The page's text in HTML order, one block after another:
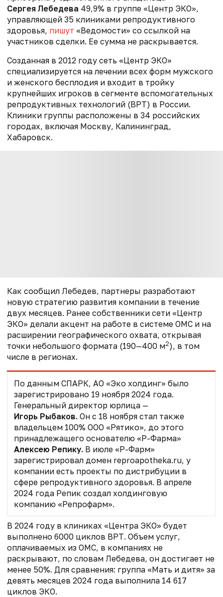
Сергея Лебедева 49,9% в группе «Центр ЭКО»,
управляющей 35 клиниками репродуктивного
здоровья, пишут «Ведомости» со ссылкой на
участников сделки. Ее сумма не раскрывается.
Созданная в 2012 году сеть «Центр ЭКО»
специализируется на лечении всех форм мужского
и женского бесплодия и входит в тройку
крупнейших игроков в сегменте вспомогательных
репродуктивных технологий (ВРТ) в России.
Клиники группы расположены в 34 российских
городах, включая Москву, Калининград,
Хабаровск.
Как сообщил Лебедев, партнеры разработают
новую стратегию развития компании в течение
двух месяцев. Ранее собственники сети «Центр
ЭКО» делали акцент на работе в системе ОМС и на
расширении географического охвата, открывая
точки небольшого формата (190—400 м2), в том
числе в регионах.
По данным СПАРК, АО «Эко холдинг» было
зарегистрировано 19 ноября 2024 года.
Генеральный директор юрлица —
Игорь Рыбаков. Он с 18 ноября стал также
владельцем 100% ООО «Рятико», до этого
принадлежащего основателю «Р-Фарма»
Алексею Репику. В июле «Р-Фарм»
зарегистрировал домен reproapotheka.ru, у
компании есть проекты по дистрибуции в
сфере репродуктивного здоровья. В апреле
2024 года Репик создал холдинговую
компанию «Репрофарм».
В 2024 году в клиниках «Центра ЭКО» будет
выполнено 6000 циклов ВРТ. Объем услуг,
оплачиваемых из ОМС, в компаниях не
раскрывают, по словам Лебедева, он достигает не
менее 50%. Для сравнения: группа «Мать и дитя» за
девять месяцев 2024 года выполнила 14 617
циклов ЭКО.